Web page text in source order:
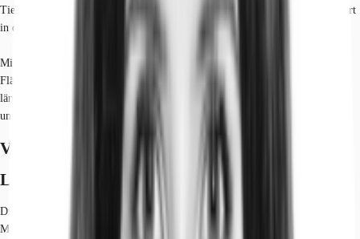
Tiefgaragenstellplätze abgerundet, die den Mietern einen erheblichen Komfort
in der zentralen Lage bieten.
Mietverträge mit kurzer Laufzeit von 1-3 Jahren sind möglich, wobei die
Flächen im aktuellen Zustand und ohne Incentives übergeben werden. Bei
längerfristigen Verträgen ab 5 Jahren wird eine marktübliche Miete angesetzt,
und der Vermieter übernimmt den Ausbau der Flächen.
Verfügbare Fläche
Lage und Verkehrsanbindung
Die Immobilie befindet sich in einer erstklassigen Lage im Bezirk Tiergarten-
Mitte, südlich des Potsdamer Platzes, in einem der sich am schnellsten